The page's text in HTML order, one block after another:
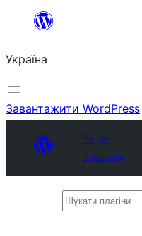
Перейти
вмісту
Україна
Завантажити WordPress
Plugin
Directory
Шукати